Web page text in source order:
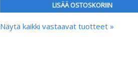
LISÄÄ OSTOSKORIIN
Näytä kaikki vastaavat tuotteet »